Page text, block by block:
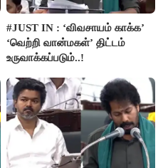
#JUST IN : ‘விவசாயம் காக்க’
‘வெற்றி வான்மகள்’ திட்டம்
உருவாக்கப்படும்..!